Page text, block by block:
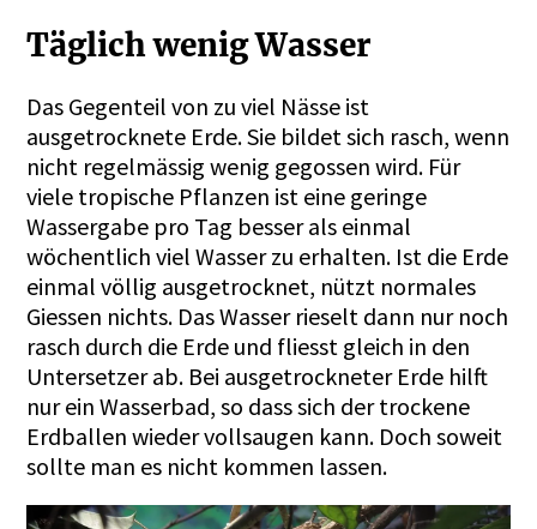
Täglich wenig Wasser
Das Gegenteil von zu viel Nässe ist
ausgetrocknete Erde. Sie bildet sich rasch, wenn
nicht regelmässig wenig gegossen wird. Für
viele tropische Pflanzen ist eine geringe
Wassergabe pro Tag besser als einmal
wöchentlich viel Wasser zu erhalten. Ist die Erde
einmal völlig ausgetrocknet, nützt normales
Giessen nichts. Das Wasser rieselt dann nur noch
rasch durch die Erde und fliesst gleich in den
Untersetzer ab. Bei ausgetrockneter Erde hilft
nur ein Wasserbad, so dass sich der trockene
Erdballen wieder vollsaugen kann. Doch soweit
sollte man es nicht kommen lassen.